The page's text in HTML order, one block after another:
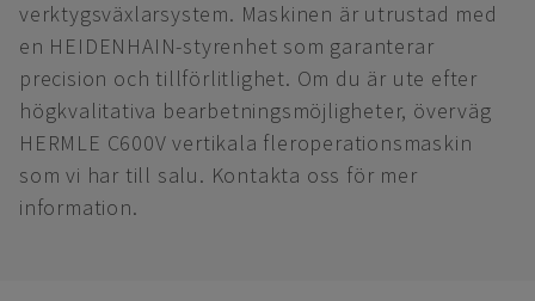
verktygsväxlarsystem. Maskinen är utrustad med
en HEIDENHAIN-styrenhet som garanterar
precision och tillförlitlighet. Om du är ute efter
högkvalitativa bearbetningsmöjligheter, överväg
HERMLE C600V vertikala fleroperationsmaskin
som vi har till salu. Kontakta oss för mer
information.